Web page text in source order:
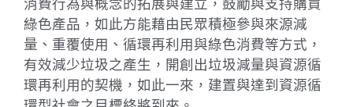
消費行為與概念的拓展與建立，鼓勵與支持購買
綠色產品，如此方能藉由民眾積極參與來源減
量、重覆使用、循環再利用與綠色消費等方式，
有效減少垃圾之產生，開創出垃圾減量與資源循
環再利用的契機，如此一來，建置與達到資源循